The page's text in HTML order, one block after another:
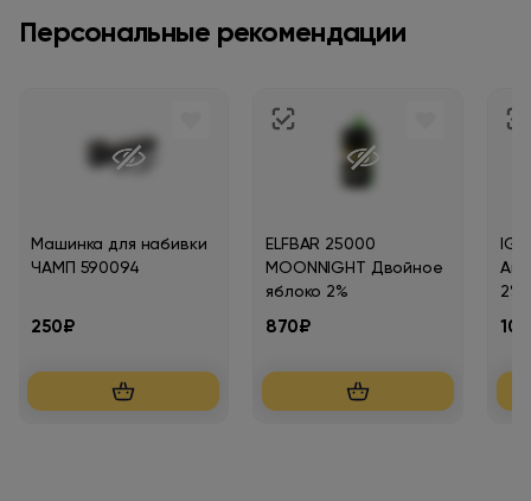
Персональные рекомендации
Машинка для набивки
ЧАМП 590094
250₽
ELFBAR 25000
MOONNIGHT Двойное
яблоко 2%
870₽
2%